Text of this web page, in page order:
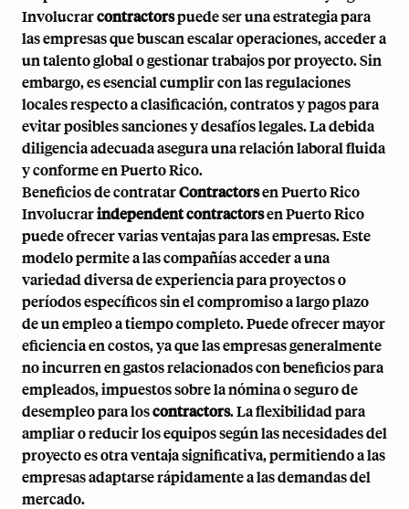
Involucrarcontractorspuede ser una estrategia para
las empresas que buscan escalar operaciones, acceder a
un talento global o gestionar trabajos por proyecto. Sin
embargo, es esencial cumplir con las regulaciones
locales respecto a clasificación, contratos y pagos para
evitar posibles sanciones y desafíos legales. La debida
diligencia adecuada asegura una relación laboral fluida
y conforme en Puerto Rico.
Beneficios de contratarContractorsen Puerto Rico
Involucrarindependent contractorsen Puerto Rico
puede ofrecer varias ventajas para las empresas. Este
modelo permite a las compañías acceder a una
variedad diversa de experiencia para proyectos o
períodos específicos sin el compromiso a largo plazo
de un empleo a tiempo completo. Puede ofrecer mayor
eficiencia en costos, ya que las empresas generalmente
no incurren en gastos relacionados con beneficios para
empleados, impuestos sobre la nómina o seguro de
desempleo para loscontractors. La flexibilidad para
ampliar o reducir los equipos según las necesidades del
proyecto es otra ventaja significativa, permitiendo a las
empresas adaptarse rápidamente a las demandas del
mercado.